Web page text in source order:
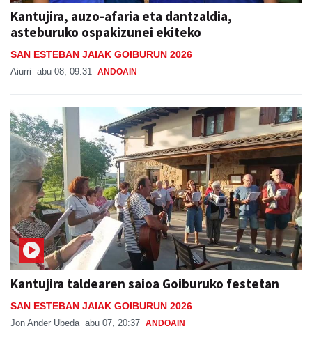
Kantujira, auzo-afaria eta dantzaldia,
asteburuko ospakizunei ekiteko
SAN ESTEBAN JAIAK GOIBURUN 2026
Aiurri abu 08, 09:31 ANDOAIN
Kantujira taldearen saioa Goiburuko festetan
SAN ESTEBAN JAIAK GOIBURUN 2026
Jon Ander Ubeda abu 07, 20:37 ANDOAIN